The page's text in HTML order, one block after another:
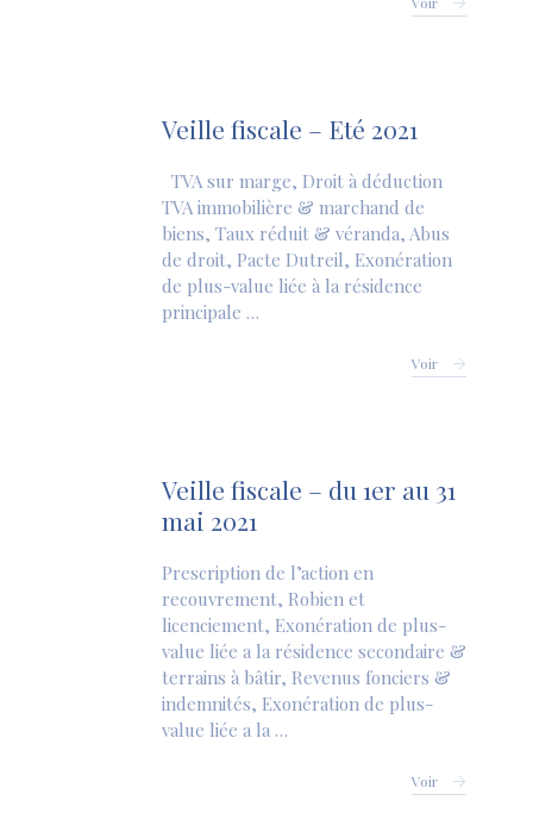
Veille fiscale – Eté 2021
TVA sur marge, Droit à déduction
TVA immobilière & marchand de
biens, Taux réduit & véranda, Abus
de droit, Pacte Dutreil, Exonération
de plus-value liée à la résidence
principale …
Voir
Veille fiscale – du 1er au 31
mai 2021
Prescription de l’action en
recouvrement, Robien et
licenciement, Exonération de plus-
value liée a la résidence secondaire &
terrains à bâtir, Revenus fonciers &
indemnités, Exonération de plus-
value liée a la …
Voir